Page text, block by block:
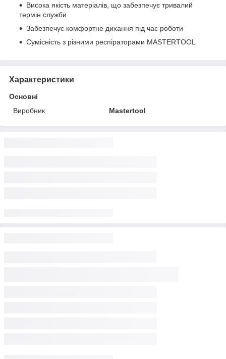
Висока якість матеріалів, що забезпечує тривалий
термін служби
Забезпечує комфортне дихання під час роботи
Сумісність з різними респіраторами MASTERTOOL
Характеристики
Основні
Виробник
Mastertool